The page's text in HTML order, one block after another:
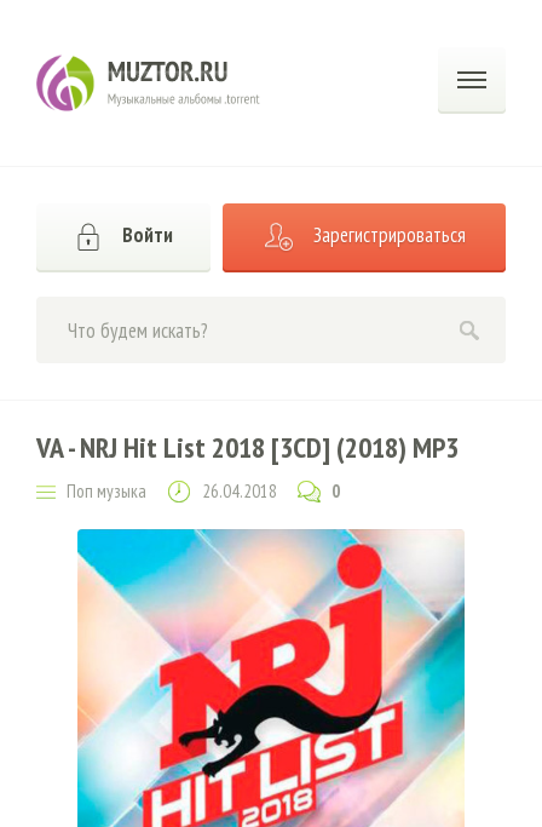
Войти Зарегистрироваться
VA - NRJ Hit List 2018 [3CD] (2018) MP3
Поп музыка 26.04.2018 0